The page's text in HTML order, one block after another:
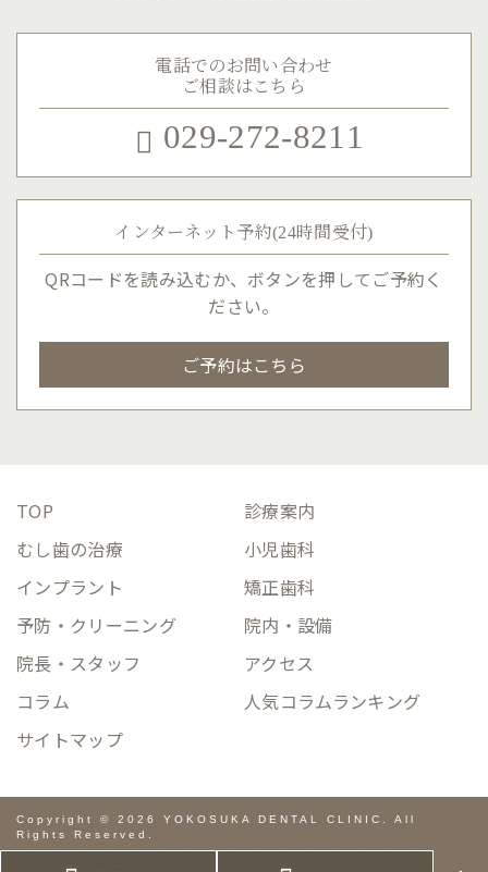
電話でのお問い合わせ
ご相談はこちら
029-272-8211
インターネット予約(24時間受付)
QRコードを読み込むか、ボタンを押してご予約く
ださい。
ご予約はこちら
TOP
診療案内
むし歯の治療
小児歯科
インプラント
矯正歯科
予防・クリーニング
院内・設備
院長・スタッフ
アクセス
コラム
人気コラムランキング
サイトマップ
Copyright © 2026 YOKOSUKA DENTAL CLINIC. All
Rights Reserved.